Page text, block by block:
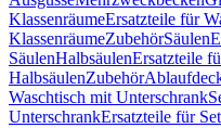
KlassenräumeErsatzteile für
KlassenräumeZubehörSäulen
SäulenHalbsäulenErsatzteile
HalbsäulenZubehör
Waschtisch mit Unterschrank
UnterschrankErsatzteile für